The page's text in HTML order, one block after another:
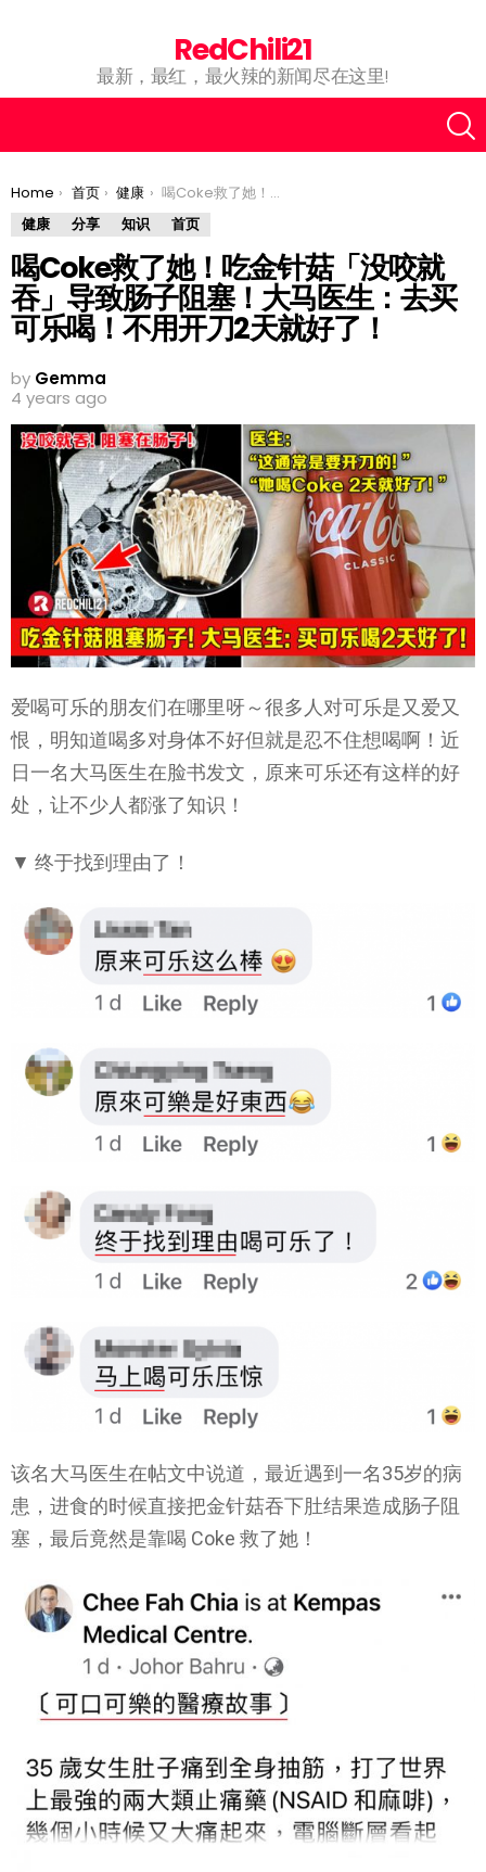
RedChili21
最新，最红，最火辣的新闻尽在这里!
You are here:
Home 首页 健康
喝Coke救了她！吃金针菇「没咬就吞」导致肠子阻塞！大马医生：去买可乐喝！不用开刀2天就好了！
健康
分享 知识 首页
喝Coke救了她！吃金针菇「没咬就
吞」导致肠子阻塞！大马医生：去买
可乐喝！不用开刀2天就好了！
by Gemma
4 years ago
爱喝可乐的朋友们在哪里呀～很多人对可乐是又爱又
恨，明知道喝多对身体不好但就是忍不住想喝啊！近
日一名大马医生在脸书发文，原来可乐还有这样的好
处，让不少人都涨了知识！
▼ 终于找到理由了！
该名大马医生在帖文中说道，最近遇到一名35岁的病
患，进食的时候直接把金针菇吞下肚结果造成肠子阻
塞，最后竟然是靠喝 Coke 救了她！